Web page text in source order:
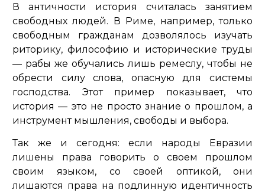
В античности история считалась занятием
свободных людей. В Риме, например, только
свободным гражданам дозволялось изучать
риторику, философию и исторические труды
— рабы же обучались лишь ремеслу, чтобы не
обрести силу слова, опасную для системы
господства. Этот пример показывает, что
история — это не просто знание о прошлом, а
инструмент мышления, свободы и выбора.
Так же и сегодня: если народы Евразии
лишены права говорить о своем прошлом
своим языком, со своей оптикой, они
лишаются права на подлинную идентичность